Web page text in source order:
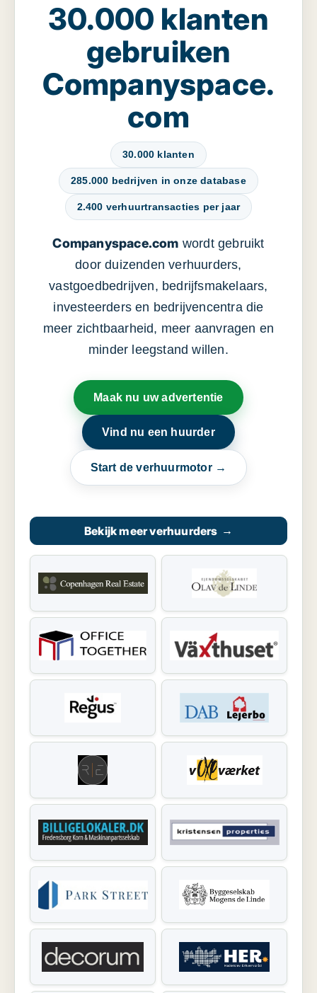
30.000 klanten
gebruiken
Companyspace.
com
30.000 klanten
285.000 bedrijven in onze database
2.400 verhuurtransacties per jaar
Companyspace.com wordt gebruikt
door duizenden verhuurders,
vastgoedbedrijven, bedrijfsmakelaars,
investeerders en bedrijvencentra die
meer zichtbaarheid, meer aanvragen en
minder leegstand willen.
Maak nu uw advertentie
Vind nu een huurder
Start de verhuurmotor →
Bekijk meer verhuurders →